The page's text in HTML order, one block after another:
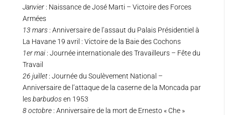
Janvier: Naissance de José Marti – Victoire des Forces
Armées
13 mars: Anniversaire de l’assaut du Palais Présidentiel à
La Havane 19 avril : Victoire de la Baie des Cochons
1er mai: Journée internationale des Travailleurs – Fête du
Travail
26 juillet: Journée du Soulèvement National –
Anniversaire de l’attaque de la caserne de la Moncada par
lesbarbudosen 1953
8 octobre: Anniversaire de la mort de Ernesto « Che »